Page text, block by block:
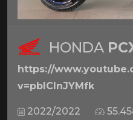
HONDA
https://
v=pbICInJYMfk
2022/2022